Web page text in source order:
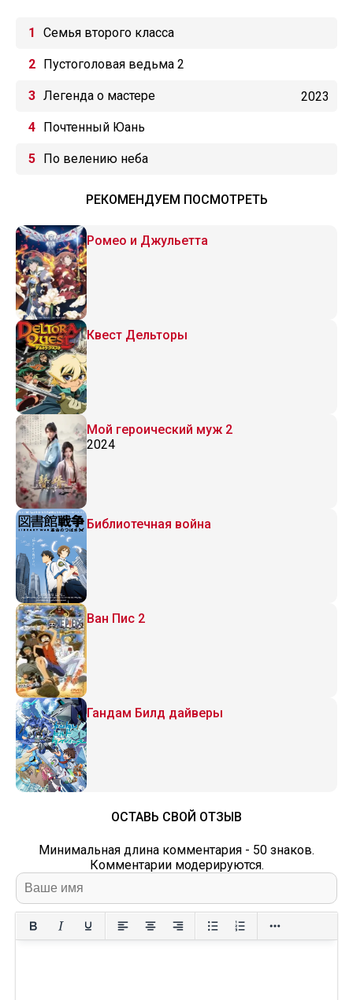
Семья второго класса
Пустоголовая ведьма 2
Легенда о мастере 2023
Почтенный Юань
По велению неба
РЕКОМЕНДУЕМ ПОСМОТРЕТЬ
Ромео и Джульетта
Квест Дельторы
Мой героический муж 2
2024
Библиотечная война
Ван Пис 2
Гандам Билд дайверы
ОСТАВЬ СВОЙ ОТЗЫВ
Минимальная длина комментария - 50 знаков.
Комментарии модерируются.